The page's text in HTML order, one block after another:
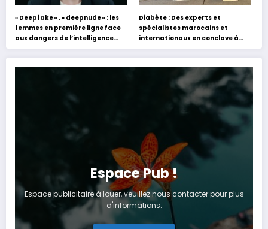
« Deepfake » , « deepnude » : les
femmes en première ligne face
aux dangers de l’intelligence
artificielle
Diabète : Des experts et
spécialistes marocains et
internationaux en conclave à
Tanger
Espace Pub !
Espace publicitaire à louer, veuillez nous contacter pour plus
d'informations.